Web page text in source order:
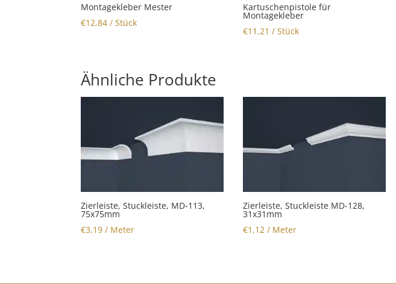
Montagekleber Mester
€12,84 / Stück
Kartuschenpistole für
Montagekleber
€11,21 / Stück
Ähnliche Produkte
Zierleiste, Stuckleiste, MD-113,
75x75mm
€3,19 / Meter
Zierleiste, Stuckleiste MD-128,
31x31mm
€1,12 / Meter